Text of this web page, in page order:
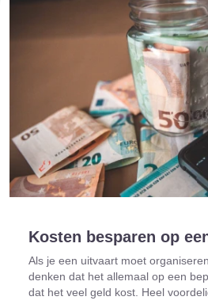
Kosten besparen op
Als je een uitvaart moet
denken dat het allemaal op een
dat het veel geld kost. Heel